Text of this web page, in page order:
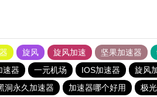
旋风 旋风加速 坚果加速器
速器 一元机场 IOS加速器 旋风
洞永久加速器 加速器哪个好用 极